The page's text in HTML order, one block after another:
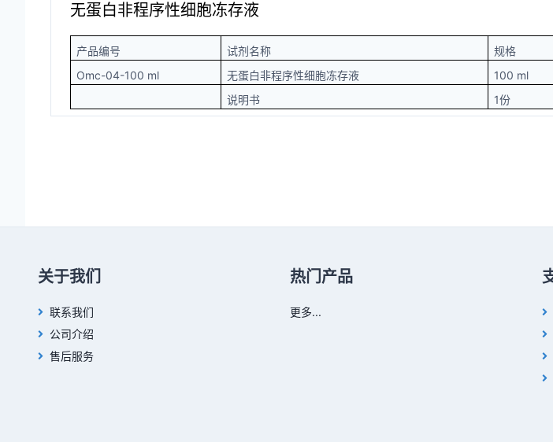
无蛋白非程序性细胞冻存液
产品编号 试剂名称 规格
Omc-04-100 ml
无蛋白非程序性细胞冻存液 100 ml
说明书
1份
关于我们
联系我们
公司介绍
售后服务
热门产品
更多...